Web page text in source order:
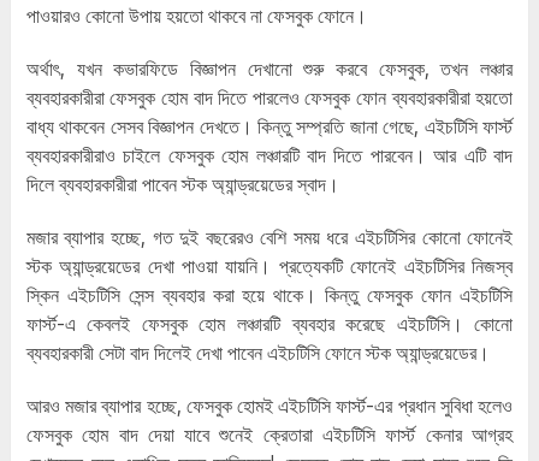
পাওয়ারও কোনো উপায় হয়তো থাকবে না ফেসবুক ফোনে।
অর্থাৎ, যখন কভারফিডে বিজ্ঞাপন দেখানো শুরু করবে ফেসবুক, তখন লঞ্চার
ব্যবহারকারীরা ফেসবুক হোম বাদ দিতে পারলেও ফেসবুক ফোন ব্যবহারকারীরা হয়তো
বাধ্য থাকবেন সেসব বিজ্ঞাপন দেখতে। কিন্তু সম্প্রতি জানা গেছে, এইচটিসি ফার্স্ট
ব্যবহারকারীরাও চাইলে ফেসবুক হোম লঞ্চারটি বাদ দিতে পারবেন। আর এটি বাদ
দিলে ব্যবহারকারীরা পাবেন স্টক অ্যান্ড্রয়েডের স্বাদ।
মজার ব্যাপার হচ্ছে, গত দুই বছরেরও বেশি সময় ধরে এইচটিসির কোনো ফোনেই
স্টক অ্যান্ড্রয়েডের দেখা পাওয়া যায়নি। প্রত্যেকটি ফোনেই এইচটিসির নিজস্ব
স্কিন এইচটিসি সেন্স ব্যবহার করা হয়ে থাকে। কিন্তু ফেসবুক ফোন এইচটিসি
ফার্স্ট-এ কেবলই ফেসবুক হোম লঞ্চারটি ব্যবহার করেছে এইচটিসি। কোনো
ব্যবহারকারী সেটা বাদ দিলেই দেখা পাবেন এইচটিসি ফোনে স্টক অ্যান্ড্রয়েডের।
আরও মজার ব্যাপার হচ্ছে, ফেসবুক হোমই এইচটিসি ফার্স্ট-এর প্রধান সুবিধা হলেও
ফেসবুক হোম বাদ দেয়া যাবে শুনেই ক্রেতারা এইচটিসি ফার্স্ট কেনার আগ্রহ